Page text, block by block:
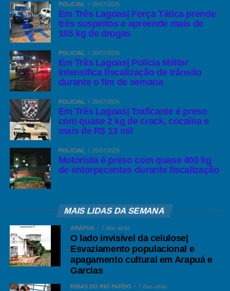
POLICIAL 28/07/2026
Em Três Lagoas| Força Tática prende
três suspeitos e apreende mais de
165 kg de drogas
POLICIAL 28/07/2026
Em Três Lagoas| Polícia Militar
intensifica fiscalização de trânsito
durante o fim de semana
POLICIAL 28/07/2026
Em Três Lagoas| Traficante é preso
com quase 2 kg de crack, cocaína e
mais de R$ 13 mil
POLICIAL 25/07/2026
Motorista é preso com quase 400 kg
de entorpecentes durante fiscalização
MAIS LIDAS DA SEMANA
ARAPUÁ 7 dias atrás
O lado invisível da celulose|
Esvaziamento populacional e
apagamento cultural em Arapuá e
Garcias
RIBAS DO RIO PARDO 7 dias atrás